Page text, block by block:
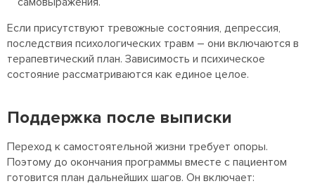
Если присутствуют тревожные состояния, депрессия,
последствия психологических травм – они включаются в
терапевтический план. Зависимость и психическое
состояние рассматриваются как единое целое.
Поддержка после выписки
Переход к самостоятельной жизни требует опоры.
Поэтому до окончания программы вместе с пациентом
готовится план дальнейших шагов. Он включает: